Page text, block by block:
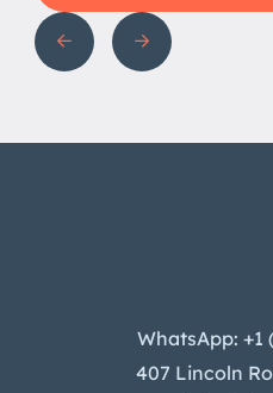
WhatsApp: +1
407 Lincoln